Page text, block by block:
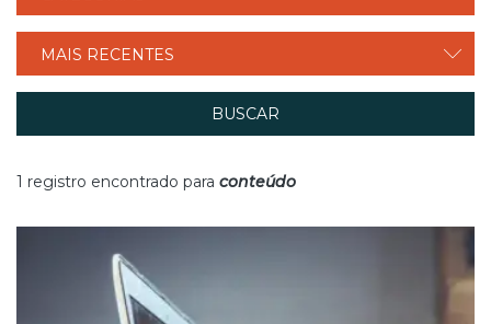
MAIS RECENTES
BUSCAR
1 registro encontrado para conteúdo